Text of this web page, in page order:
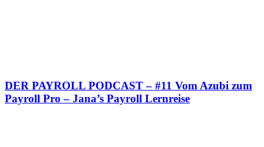
DER PAYROLL PODCAST – #11 Vom Azubi zum
Payroll Pro – Jana’s Payroll Lernreise